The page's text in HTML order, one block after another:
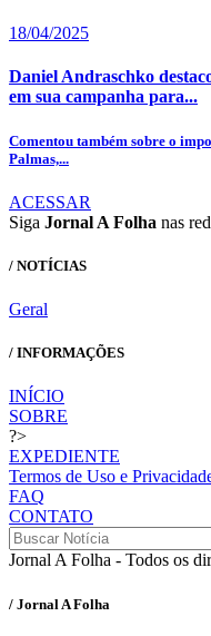
18/04/2025
Daniel Andraschko
em sua campanha para...
Comentou também sobre o
Palmas,...
ACESSAR
Siga Jornal A Folha nas
/ NOTÍCIAS
Geral
/ INFORMAÇÕES
INÍCIO
SOBRE
?>
EXPEDIENTE
Termos de Uso e
FAQ
CONTATO
Jornal A Folha - Todos os
/ Jornal A Folha